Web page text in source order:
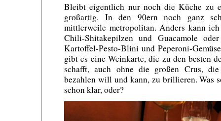
Bleibt eigentlich nur noch die Küche zu
großartig. In den 90ern noch ganz
mittlerweile metropolitan. Anders kann
Chili-Shitakepilzen und Guacamole
Kartoffel-Pesto-Blini und Peperoni-
gibt es eine Weinkarte, die zu den besten
schafft, auch ohne die großen Crus,
bezahlen will und kann, zu brillieren. Was
schon klar, oder?